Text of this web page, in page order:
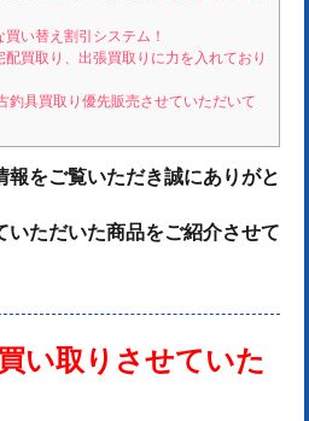
い替え割引システム！
買取り、出張買取りに力を入れており
釣具買取り優先販売させていただいて
報をご覧いただき誠にありがと
いただいた商品をご紹介させて
買い取りさせていた